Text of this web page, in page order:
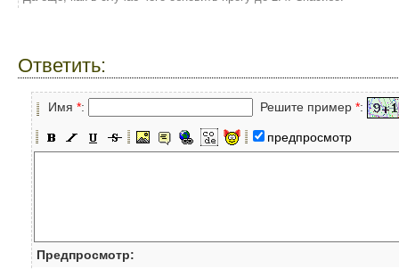
Ответить:
Имя *: Решите пример *:
предпросмотр
Предпросмотр: